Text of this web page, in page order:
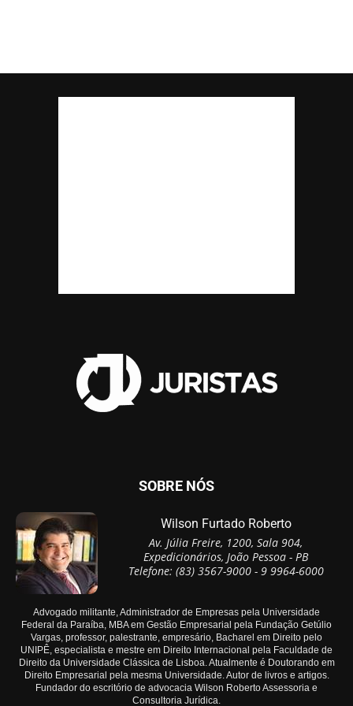
SOBRE NÓS
Wilson Furtado Roberto
Av. Júlia Freire, 1200, Sala 904,
Expedicionários, João Pessoa - PB
Telefone: (83) 3567-9000 - 9 9964-6000
Advogado militante, Administrador de Empresas pela Universidade
Federal da Paraíba, MBA em Gestão Empresarial pela Fundação Getúlio
Vargas, professor, palestrante, empresário, Bacharel em Direito pelo
UNIPÊ, especialista e mestre em Direito Internacional pela Faculdade de
Direito da Universidade Clássica de Lisboa. Atualmente é Doutorando em
Direito Empresarial pela mesma Universidade. Autor de livros e artigos.
Fundador do escritório de advocacia Wilson Roberto Assessoria e
Consultoria Jurídica.